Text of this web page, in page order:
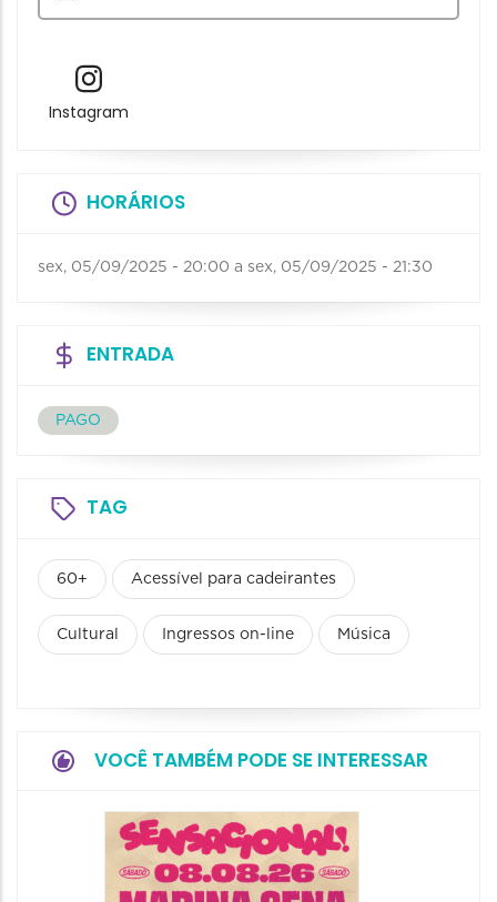
Instagram
HORÁRIOS
sex, 05/09/2025 - 20:00 a sex, 05/09/2025 - 21:30
ENTRADA
PAGO
TAG
60+ Acessível para cadeirantes
Cultural Ingressos on-line Música
VOCÊ TAMBÉM PODE SE INTERESSAR